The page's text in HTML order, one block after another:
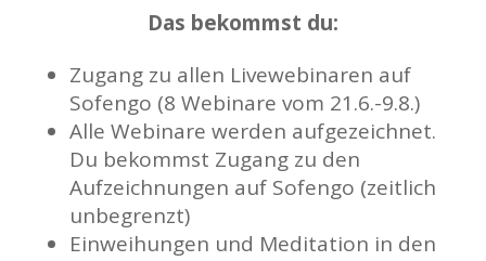
Das bekommst du:
Zugang zu allen Livewebinaren auf
Sofengo (8 Webinare vom 21.6.-9.8.)
Alle Webinare werden aufgezeichnet.
Du bekommst Zugang zu den
Aufzeichnungen auf Sofengo (zeitlich
unbegrenzt)
Einweihungen und Meditation in den